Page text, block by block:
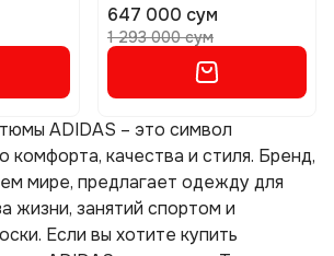
647 000 сум
1 293 000 сум
ADIDAS – это символ
комфорта, качества и стиля. Бренд,
мире, предлагает одежду для
жизни, занятий спортом и
Если вы хотите купить